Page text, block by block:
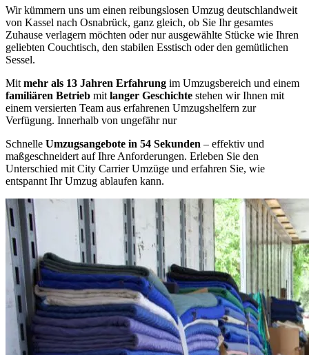
Wir kümmern uns um einen reibungslosen Umzug deutschlandweit
von Kassel nach Osnabrück, ganz gleich, ob Sie Ihr gesamtes
Zuhause verlagern möchten oder nur ausgewählte Stücke wie Ihren
geliebten Couchtisch, den stabilen Esstisch oder den gemütlichen
Sessel.
Mit mehr als 13 Jahren Erfahrung im Umzugsbereich und einem
familiären Betrieb mit langer Geschichte stehen wir Ihnen mit
einem versierten Team aus erfahrenen Umzugshelfern zur
Verfügung. Innerhalb von ungefähr nur
Schnelle Umzugsangebote in 54 Sekunden – effektiv und
maßgeschneidert auf Ihre Anforderungen. Erleben Sie den
Unterschied mit City Carrier Umzüge und erfahren Sie, wie
entspannt Ihr Umzug ablaufen kann.